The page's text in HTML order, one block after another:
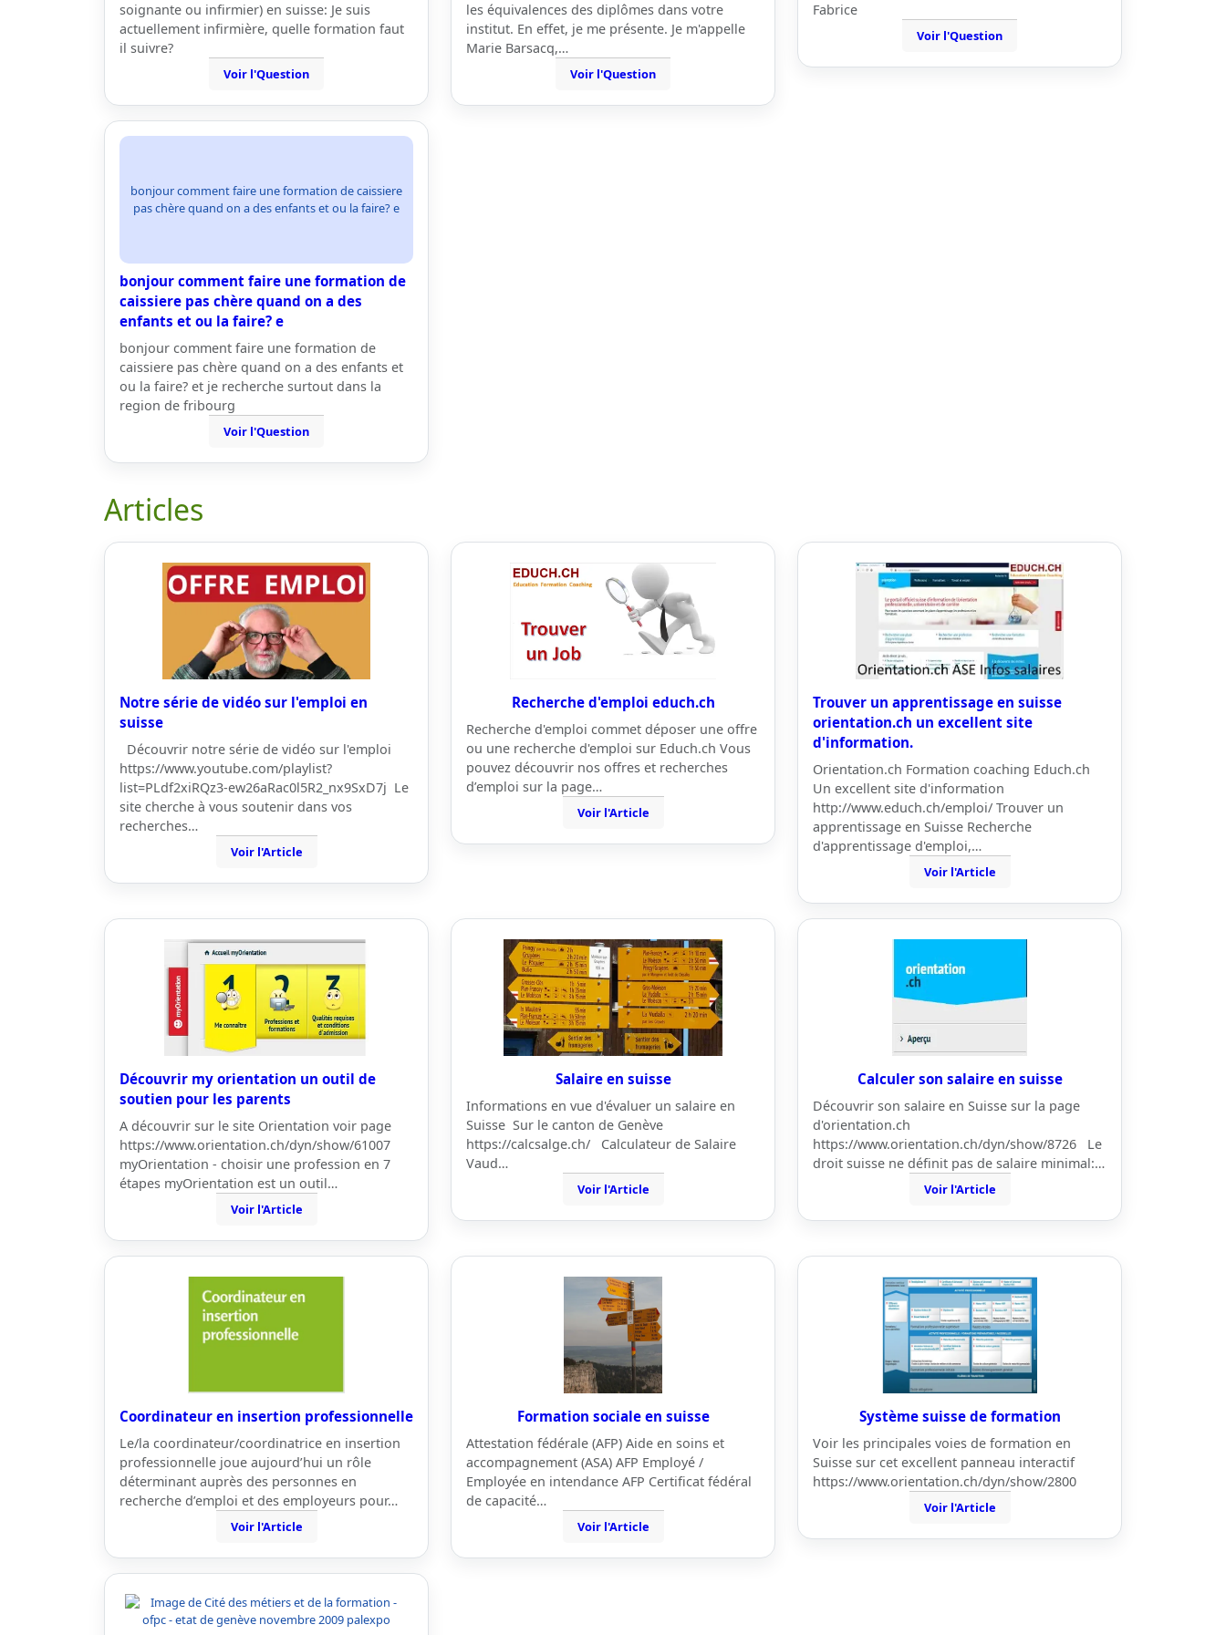
soignante ou infirmier) en suisse: Je suis
actuellement infirmière, quelle formation faut
il suivre?
Voir l'Question
les équivalences des diplômes dans votre
institut. En effet, je me présente. Je m'appelle
Marie Barsacq,…
Voir l'Question
Fabrice
Voir l'Question
bonjour comment faire une formation de caissiere
pas chère quand on a des enfants et ou la faire? e
bonjour comment faire une formation de
caissiere pas chère quand on a des
enfants et ou la faire? e
bonjour comment faire une formation de
caissiere pas chère quand on a des enfants et
ou la faire? et je recherche surtout dans la
region de fribourg
Voir l'Question
Articles
Notre série de vidéo sur l'emploi en
suisse
Découvrir notre série de vidéo sur l'emploi
https://www.youtube.com/playlist?
list=PLdf2xiRQz3-ew26aRac0l5R2_nx9SxD7j Le
site cherche à vous soutenir dans vos
recherches…
Voir l'Article
Recherche d'emploi educh.ch
Recherche d'emploi commet déposer une offre
ou une recherche d'emploi sur Educh.ch Vous
pouvez découvrir nos offres et recherches
d’emploi sur la page…
Voir l'Article
Trouver un apprentissage en suisse
orientation.ch un excellent site
d'information.
Orientation.ch Formation coaching Educh.ch
Un excellent site d'information
http://www.educh.ch/emploi/ Trouver un
apprentissage en Suisse Recherche
d'apprentissage d'emploi,…
Voir l'Article
Découvrir my orientation un outil de
soutien pour les parents
A découvrir sur le site Orientation voir page
https://www.orientation.ch/dyn/show/61007
myOrientation - choisir une profession en 7
étapes myOrientation est un outil…
Voir l'Article
Salaire en suisse
Informations en vue d'évaluer un salaire en
Suisse Sur le canton de Genève
https://calcsalge.ch/ Calculateur de Salaire
Vaud…
Voir l'Article
Calculer son salaire en suisse
Découvrir son salaire en Suisse sur la page
d'orientation.ch
https://www.orientation.ch/dyn/show/8726 Le
droit suisse ne définit pas de salaire minimal:…
Voir l'Article
Coordinateur en insertion professionnelle
Le/la coordinateur/coordinatrice en insertion
professionnelle joue aujourd’hui un rôle
déterminant auprès des personnes en
recherche d’emploi et des employeurs pour…
Voir l'Article
Formation sociale en suisse
Attestation fédérale (AFP) Aide en soins et
accompagnement (ASA) AFP Employé /
Employée en intendance AFP Certificat fédéral
de capacité…
Voir l'Article
Système suisse de formation
Voir les principales voies de formation en
Suisse sur cet excellent panneau interactif
https://www.orientation.ch/dyn/show/2800
Voir l'Article